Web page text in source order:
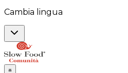
Cambia lingua